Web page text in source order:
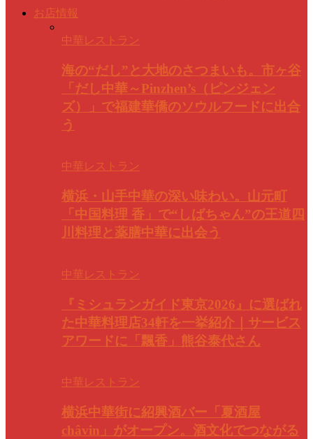
お店情報
中華レストラン
海の“だし”と大地のさつまいも。市ヶ谷
「だし中華～Pinzhen’s（ピンジェン
ズ）」で福建華僑のソウルフードに出合
う
中華レストラン
横浜・山手中華の深い味わい。山元町
「中国料理 香」で“しばちゃん”の王道四
川料理と薬膳中華に出会う
中華レストラン
『ミシュランガイド東京2026』に選ばれ
た中華料理店34軒を一挙紹介｜サービス
アワードに「飄香」熊谷泰代さん
中華レストラン
横浜中華街に紹興酒バー「夏酒屋
châvin」がオープン。酒文化でつながる